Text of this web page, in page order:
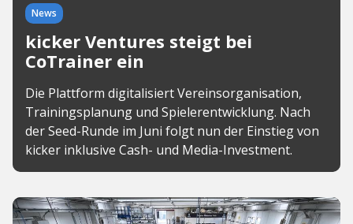
News
kicker Ventures steigt bei
CoTrainer ein
Die Plattform digitalisiert Vereinsorganisation,
Trainingsplanung und Spielerentwicklung. Nach
der Seed-Runde im Juni folgt nun der Einstieg von
kicker inklusive Cash- und Media-Investment.